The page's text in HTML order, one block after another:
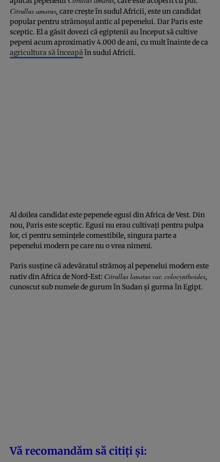
Citrullus amarus, care crește în sudul Africii, este un candidat
popular pentru strămoșul antic al pepenelui. Dar Paris este
sceptic. El a găsit dovezi că egiptenii au început să cultive
pepeni acum aproximativ 4.000 de ani, cu mult înainte de ca
agricultura să înceapăîn sudul Africii.
Al doilea candidat este pepenele egusi din Africa de Vest. Din
nou, Paris este sceptic. Egusi nu erau cultivați pentru pulpa
lor, ci pentru semințele comestibile, singura parte a
pepenelui modern pe care nu o vrea nimeni.
Paris susține că adevăratul strămoș al pepenelui modern este
nativ din Africa de Nord-Est: Citrullus lanatus var. colocynthoides,
cunoscut sub numele de gurum în Sudan și gurma în Egipt.
Vă recomandăm să citiți și: